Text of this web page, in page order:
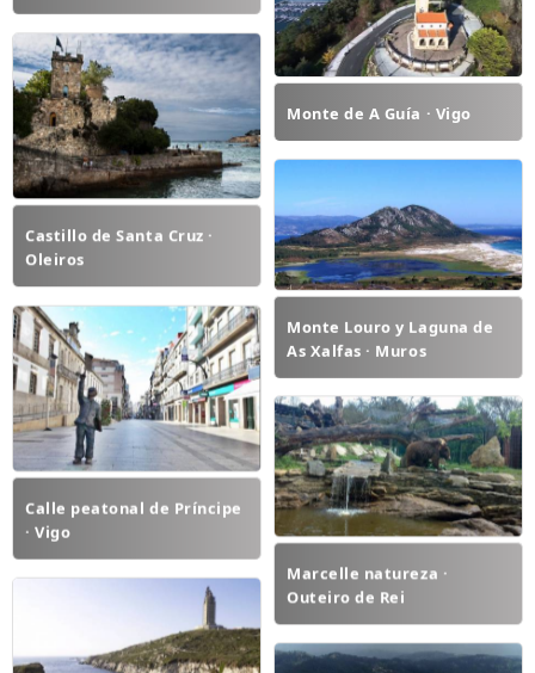
Monte de A Guía · Vigo
Castillo de Santa Cruz ·
Oleiros
Monte Louro y Laguna de
As Xalfas · Muros
Calle peatonal de Príncipe
· Vigo
Marcelle natureza ·
Outeiro de Rei